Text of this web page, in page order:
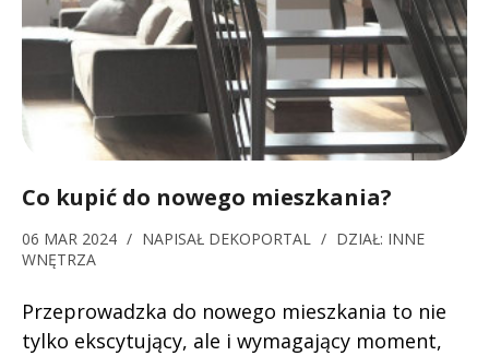
Co kupić do nowego mieszkania?
06 MAR 2024 / NAPISAŁ DEKOPORTAL / DZIAŁ: INNE
WNĘTRZA
Przeprowadzka do nowego mieszkania to nie
tylko ekscytujący, ale i wymagający moment,